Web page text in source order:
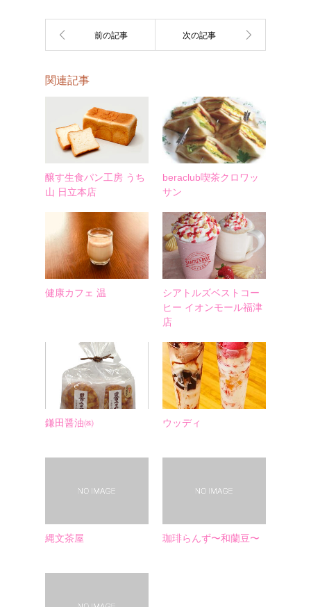
関連記事
醸す生食パン工房 うち
山 日立本店
beraclub喫茶クロワッ
サン
健康カフェ 温
シアトルズベストコー
ヒー イオンモール福津
店
鎌田醤油㈱ ウッディ
縄文茶屋 珈琲らんず〜和蘭豆〜